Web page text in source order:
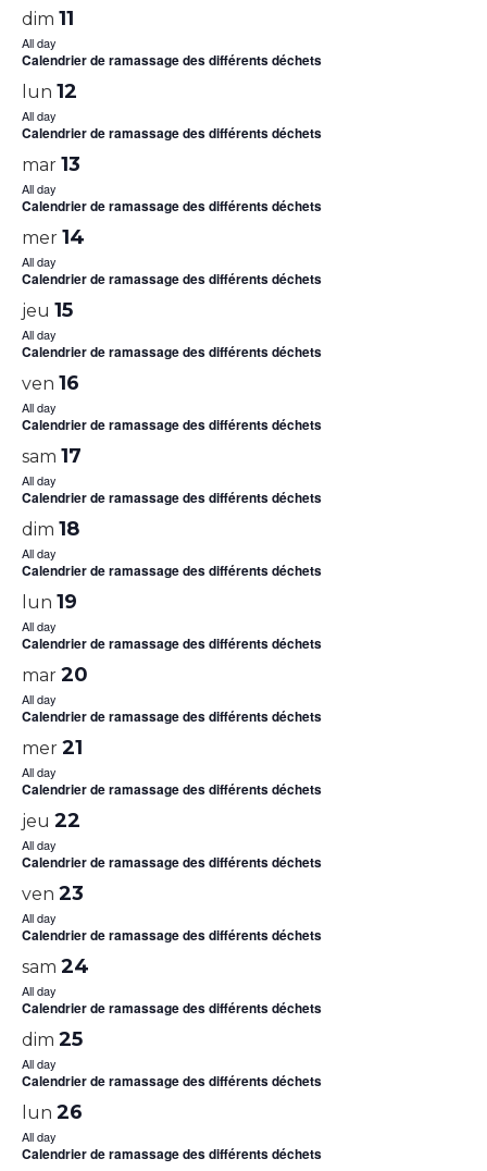
dim 11
All day
Calendrier de ramassage des différents déchets
lun 12
All day
Calendrier de ramassage des différents déchets
mar 13
All day
Calendrier de ramassage des différents déchets
mer 14
All day
Calendrier de ramassage des différents déchets
jeu 15
All day
Calendrier de ramassage des différents déchets
ven 16
All day
Calendrier de ramassage des différents déchets
sam 17
All day
Calendrier de ramassage des différents déchets
dim 18
All day
Calendrier de ramassage des différents déchets
lun 19
All day
Calendrier de ramassage des différents déchets
mar 20
All day
Calendrier de ramassage des différents déchets
mer 21
All day
Calendrier de ramassage des différents déchets
jeu 22
All day
Calendrier de ramassage des différents déchets
ven 23
All day
Calendrier de ramassage des différents déchets
sam 24
All day
Calendrier de ramassage des différents déchets
dim 25
All day
Calendrier de ramassage des différents déchets
lun 26
All day
Calendrier de ramassage des différents déchets